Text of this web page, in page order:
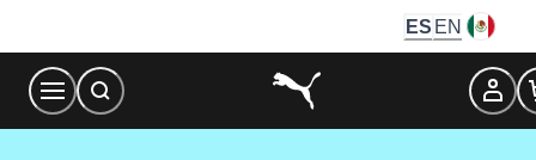
Content
ES EN